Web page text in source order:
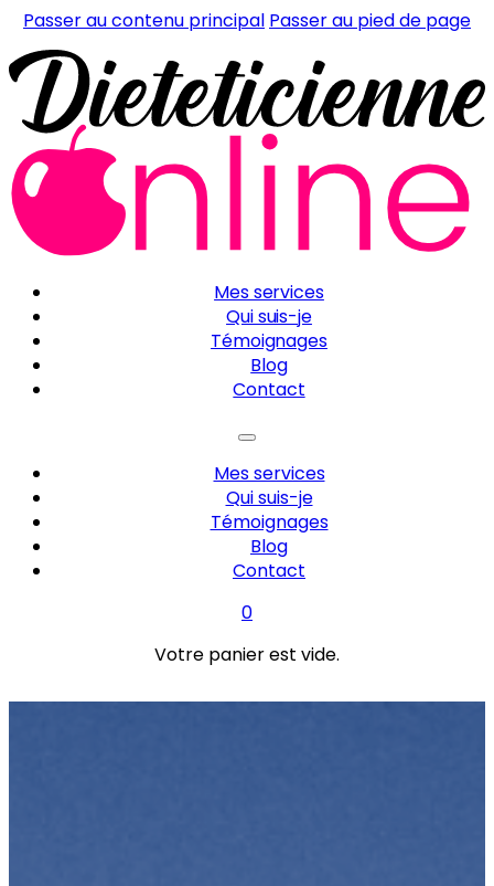
Passer au contenu principal Passer au pied de page
Mes services
Qui suis-je
Témoignages
Blog
Contact
Mes services
Qui suis-je
Témoignages
Blog
Contact
0
Votre panier est vide.